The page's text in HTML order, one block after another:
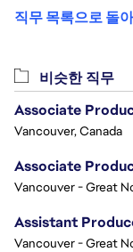
직무 목록으로 돌
비슷한 직무
Associate
Vancouver, Canada
Associate
Vancouver - Great
Assistant
Vancouver - Great